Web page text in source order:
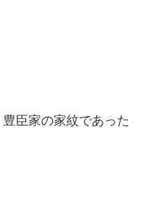
臣家の家紋であった